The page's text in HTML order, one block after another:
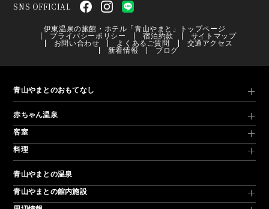
SNS OFFICIAL
伊東温泉の旅館・ホテル「青山やまと」トップページ
プライバシーポリシー
宿泊約款
サイトマップ
お問い合わせ
よくあるご質問
交通アクセス
新着情報
ブログ
青山やまとのおもてなし
赤ちゃん温泉
客室
料理
青山やまとの温泉
青山やまとの館内施設